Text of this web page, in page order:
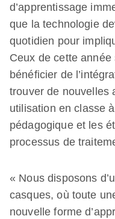
d’apprentissage
que la technologie
quotidien pour
Ceux de cette
bénéficier de
trouver de nouvelles
utilisation en classe
pédagogique et les
processus de
« Nous disposons
casques, où toute
nouvelle forme